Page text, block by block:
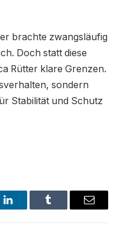
brachte zwangsläufig
Doch statt diese
Rütter klare Grenzen.
sondern
Stabilität und Schutz
LinkedInTumblr Email